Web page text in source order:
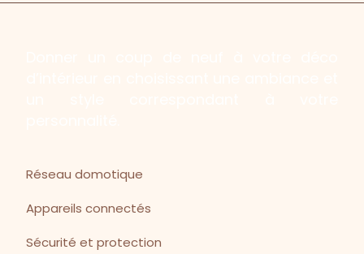
Réseau domotique
Appareils connectés
Sécurité et protection